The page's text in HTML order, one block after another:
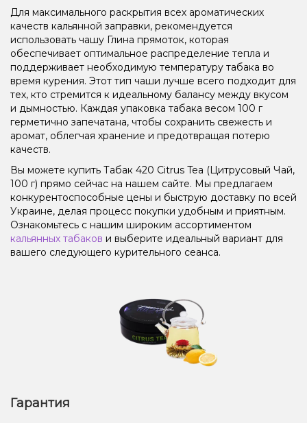
Для максимального раскрытия всех ароматических
качеств кальянной заправки, рекомендуется
использовать чашу Глина прямоток, которая
обеспечивает оптимальное распределение тепла и
поддерживает необходимую температуру табака во
время курения. Этот тип чаши лучше всего подходит для
тех, кто стремится к идеальному балансу между вкусом
и дымностью. Каждая упаковка табака весом 100 г
герметично запечатана, чтобы сохранить свежесть и
аромат, облегчая хранение и предотвращая потерю
качеств.
Вы можете купить Табак 420 Citrus Tea (Цитрусовый Чай,
100 г) прямо сейчас на нашем сайте. Мы предлагаем
конкурентоспособные цены и быструю доставку по всей
Украине, делая процесс покупки удобным и приятным.
Ознакомьтесь с нашим широким ассортиментом
кальянных табаков и выберите идеальный вариант для
вашего следующего курительного сеанса.
Гарантия